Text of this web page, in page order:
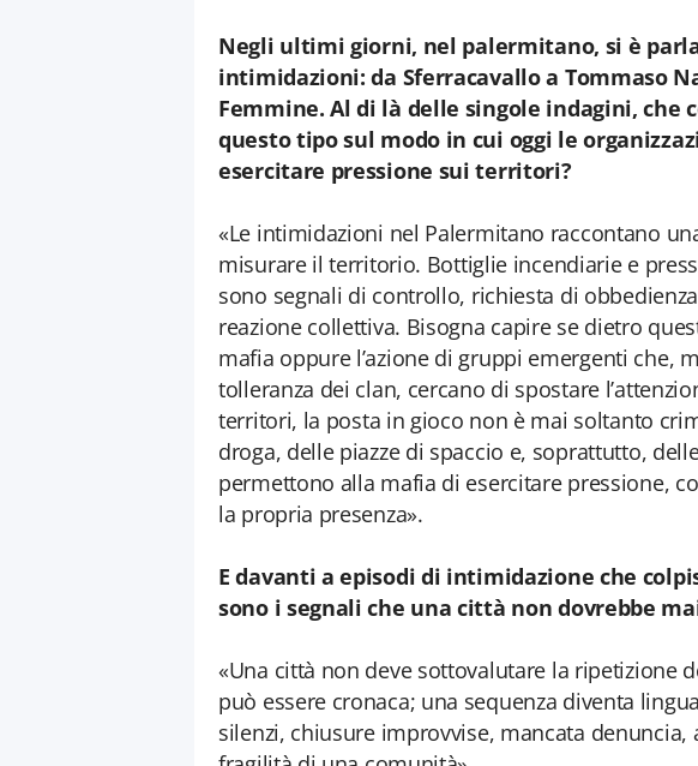
Negli ultimi giorni, nel palermitano, si è
intimidazioni: da Sferracavallo a Tommaso
Femmine. Al di là delle singole indagini, che
questo tipo sul modo in cui oggi le
esercitare pressione sui territori?
«Le intimidazioni nel Palermitano raccontano
misurare il territorio. Bottiglie incendiarie e
sono segnali di controllo, richiesta di
reazione collettiva. Bisogna capire se dietro
mafia oppure l’azione di gruppi emergenti che,
tolleranza dei clan, cercano di spostare
territori, la posta in gioco non è mai soltanto
droga, delle piazze di spaccio e, soprattutto,
permettono alla mafia di esercitare pressione,
la propria presenza».
E davanti a episodi di intimidazione che
sono i segnali che una città non dovrebbe
«Una città non deve sottovalutare la ripetizione
può essere cronaca; una sequenza diventa
silenzi, chiusure improvvise, mancata denuncia,